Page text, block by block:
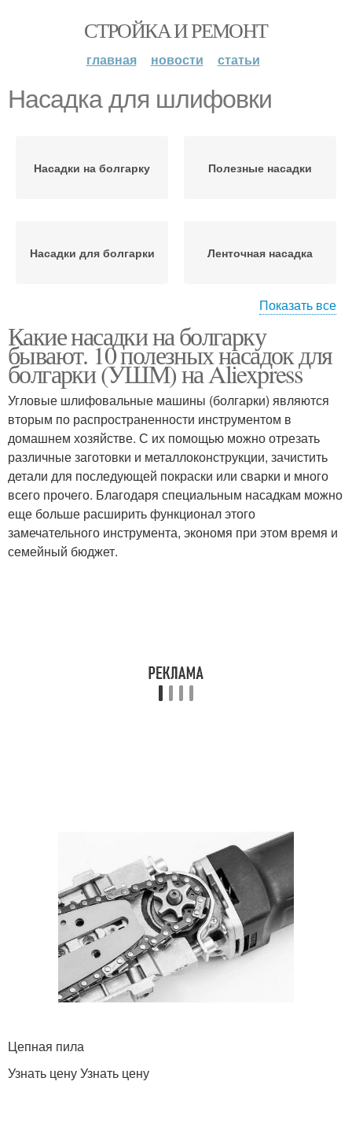
СТРОЙКА И РЕМОНТ
главная новости статьи
Насадка для шлифовки
Насадки на болгарку Полезные насадки
Насадки для болгарки Ленточная насадка
Насадка на болгарку Интересные насадки
Насадка для обработки Насадки на машинку
Крутые насадки
Показать все
Какие насадки на болгарку
бывают. 10 полезных насадок для
болгарки (УШМ) на Aliexpress
Угловые шлифовальные машины (болгарки) являются
вторым по распространенности инструментом в
домашнем хозяйстве. С их помощью можно отрезать
различные заготовки и металлоконструкции, зачистить
детали для последующей покраски или сварки и много
всего прочего. Благодаря специальным насадкам можно
еще больше расширить функционал этого
замечательного инструмента, экономя при этом время и
семейный бюджет.
Цепная пила
Узнать цену Узнать цену